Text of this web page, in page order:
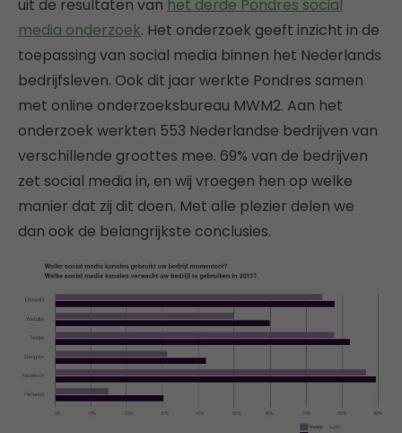
uit de resultaten van het derde Pondres social
media onderzoek. Het onderzoek geeft inzicht in de
toepassing van social media binnen het Nederlands
bedrijfsleven. Ook dit jaar werkte Pondres samen
met online onderzoeksbureau MWM2. Aan het
onderzoek werkten 553 Nederlandse bedrijven van
verschillende groottes mee. 69% van de bedrijven
zet social media in, en wij vroegen hen op welke
manier dat zij dit doen. Met alle plezier delen we
dan ook de belangrijkste conclusies.